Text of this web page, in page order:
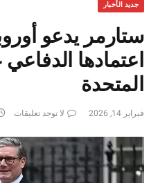
جديد الأخبار
ستارمر يدعو
اعتمادها
المتحدة
فبراير 14, 2026 لا توجد تعليقات